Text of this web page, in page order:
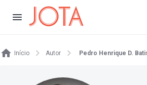
Início Autor Pedro Henrique D.